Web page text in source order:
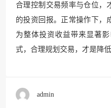
合理控制交易频率与仓位，
的投资回报。正常操作下，
为整体投资收益带来显著
式，合理规划交易，才是降
admin